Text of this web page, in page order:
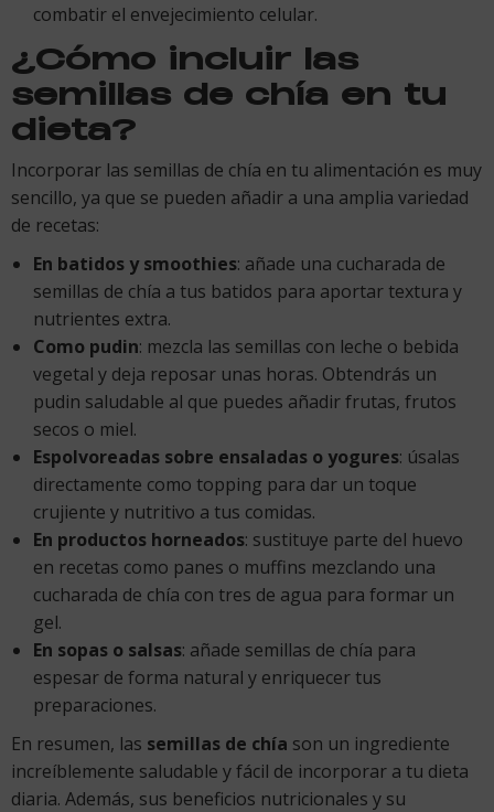
combatir el envejecimiento celular.
¿Cómo incluir las
semillas de chía en tu
dieta?
Incorporar las semillas de chía en tu alimentación es muy
sencillo, ya que se pueden añadir a una amplia variedad
de recetas:
En batidos y smoothies: añade una cucharada de
semillas de chía a tus batidos para aportar textura y
nutrientes extra.
Como pudin: mezcla las semillas con leche o bebida
vegetal y deja reposar unas horas. Obtendrás un
pudin saludable al que puedes añadir frutas, frutos
secos o miel.
Espolvoreadas sobre ensaladas o yogures: úsalas
directamente como topping para dar un toque
crujiente y nutritivo a tus comidas.
En productos horneados: sustituye parte del huevo
en recetas como panes o muffins mezclando una
cucharada de chía con tres de agua para formar un
gel.
En sopas o salsas: añade semillas de chía para
espesar de forma natural y enriquecer tus
preparaciones.
En resumen, las semillas de chía son un ingrediente
increíblemente saludable y fácil de incorporar a tu dieta
diaria. Además, sus beneficios nutricionales y su